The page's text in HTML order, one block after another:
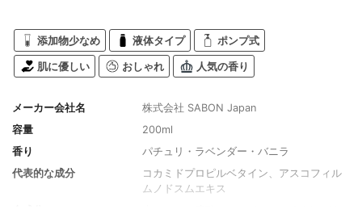
添加物少なめ 液体タイプ ポンプ式
肌に優しい おしゃれ 人気の香り
メーカー会社名
株式会社 SABON Japan
容量
200ml
香り
パチュリ・ラベンダー・バニラ
代表的な成分
コカミドプロピルベタイン、アスコフィル
ムノドスムエキス